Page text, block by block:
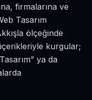
firmalarına ve
Tasarım
ölçeğinde
kurgular;
ya da